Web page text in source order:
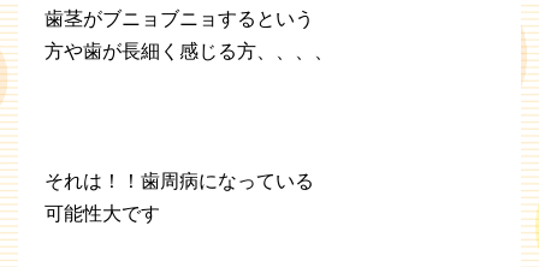
歯茎がブニョブニョするという
方や歯が長細く感じる方、、、、
それは！！歯周病になっている
可能性大です